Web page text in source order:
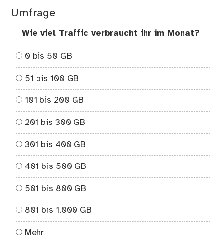
Umfrage
Wie viel Traffic verbraucht ihr im Monat?
0 bis 50 GB
51 bis 100 GB
101 bis 200 GB
201 bis 300 GB
301 bis 400 GB
401 bis 500 GB
501 bis 800 GB
801 bis 1.000 GB
Mehr